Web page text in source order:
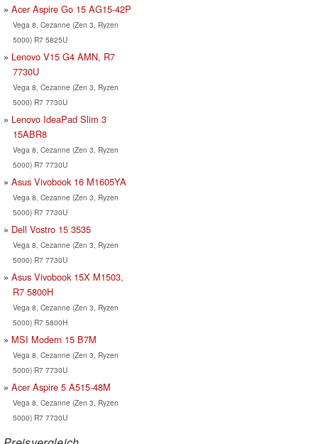
Acer Aspire Go 15 AG15-42P
Vega 8, Cezanne (Zen 3, Ryzen
5000) R7 5825U
Lenovo V15 G4 AMN, R7
7730U
Vega 8, Cezanne (Zen 3, Ryzen
5000) R7 7730U
Lenovo IdeaPad Slim 3
15ABR8
Vega 8, Cezanne (Zen 3, Ryzen
5000) R7 7730U
Asus Vivobook 16 M1605YA
Vega 8, Cezanne (Zen 3, Ryzen
5000) R7 7730U
Dell Vostro 15 3535
Vega 8, Cezanne (Zen 3, Ryzen
5000) R7 7730U
Asus Vivobook 15X M1503,
R7 5800H
Vega 8, Cezanne (Zen 3, Ryzen
5000) R7 5800H
MSI Modern 15 B7M
Vega 8, Cezanne (Zen 3, Ryzen
5000) R7 7730U
Acer Aspire 5 A515-48M
Vega 8, Cezanne (Zen 3, Ryzen
5000) R7 7730U